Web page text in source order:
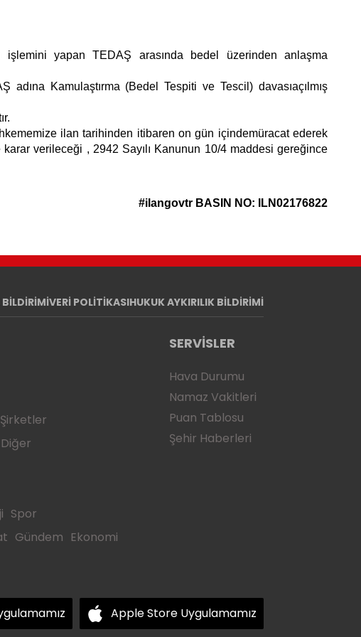
işlemini yapan TEDAŞ arasında bedel üzerinden anlaşma
adına Kamulaştırma (Bedel Tespiti ve Tescil) davasıaçılmış
ilan tarihinden itibaren on gün içindemüracat ederek
verileceği , 2942 Sayılı Kanunun 10/4 maddesi gereğince
#ilangovtr BASIN NO: ILN02176822
VERİ POLİTİKASIHUKUK AYKIRILIK BİLDİRİMİ
Şirketler
Diğer
Spor
Gündem Ekonomi
SERVİSLER
Hava Durumu
Namaz Vakitleri
Puan Tablosu
Şehir Haberleri
Apple Store Uygulamamız